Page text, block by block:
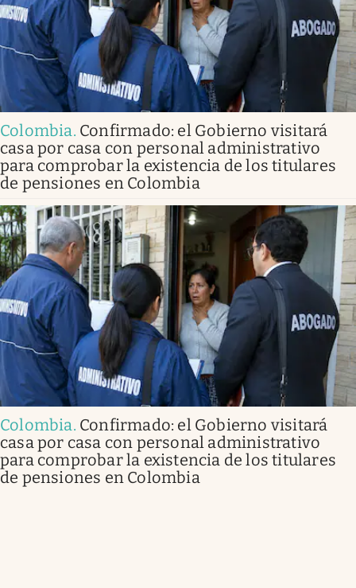
Colombia. Confirmado: el Gobierno visitará
casa por casa con personal administrativo
para comprobar la existencia de los titulares
de pensiones en Colombia
Colombia. Confirmado: el Gobierno visitará
casa por casa con personal administrativo
para comprobar la existencia de los titulares
de pensiones en Colombia